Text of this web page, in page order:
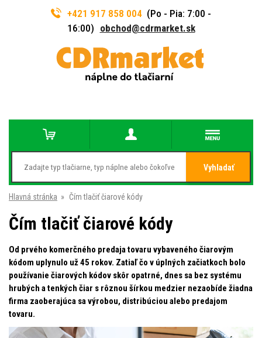
+421 917 858 004 (Po - Pia: 7:00 -
16:00) obchod@cdrmarket.sk
Vyhladať
Hlavná stránka » Čím tlačiť čiarové kódy
Čím tlačiť čiarové kódy
Od prvého komerčného predaja tovaru vybaveného čiarovým
kódom uplynulo už 45 rokov. Zatiaľ čo v úplných začiatkoch bolo
používanie čiarových kódov skôr opatrné, dnes sa bez systému
hrubých a tenkých čiar s rôznou šírkou medzier nezaobíde žiadna
firma zaoberajúca sa výrobou, distribúciou alebo predajom
tovaru.